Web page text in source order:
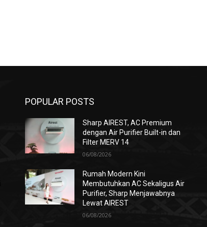
POPULAR POSTS
Sharp AIREST, AC Premium
dengan Air Purifier Built-in dan
Filter MERV 14
06/08/2026
Rumah Modern Kini
Membutuhkan AC Sekaligus Air
Purifier, Sharp Menjawabnya
Lewat AIREST
06/08/2026